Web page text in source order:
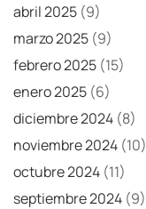
abril 2025 (9)
marzo 2025 (9)
febrero 2025 (15)
enero 2025 (6)
diciembre 2024 (8)
noviembre 2024 (10)
octubre 2024 (11)
septiembre 2024 (9)